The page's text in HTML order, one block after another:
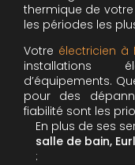
thermique de
les périodes les
Votre électricien à
installations
d’équipements.
pour des
fiabilité sont les
En plus de ses
salle de bain,
: